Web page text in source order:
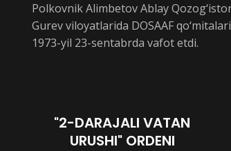
Polkovnik Alimbetov Ablay
Gurev viloyatlarida DOSAAF
1973-yil 23-sentabrda vafot etdi.
"2-DARAJALI VATAN
URUSHI" ORDENI